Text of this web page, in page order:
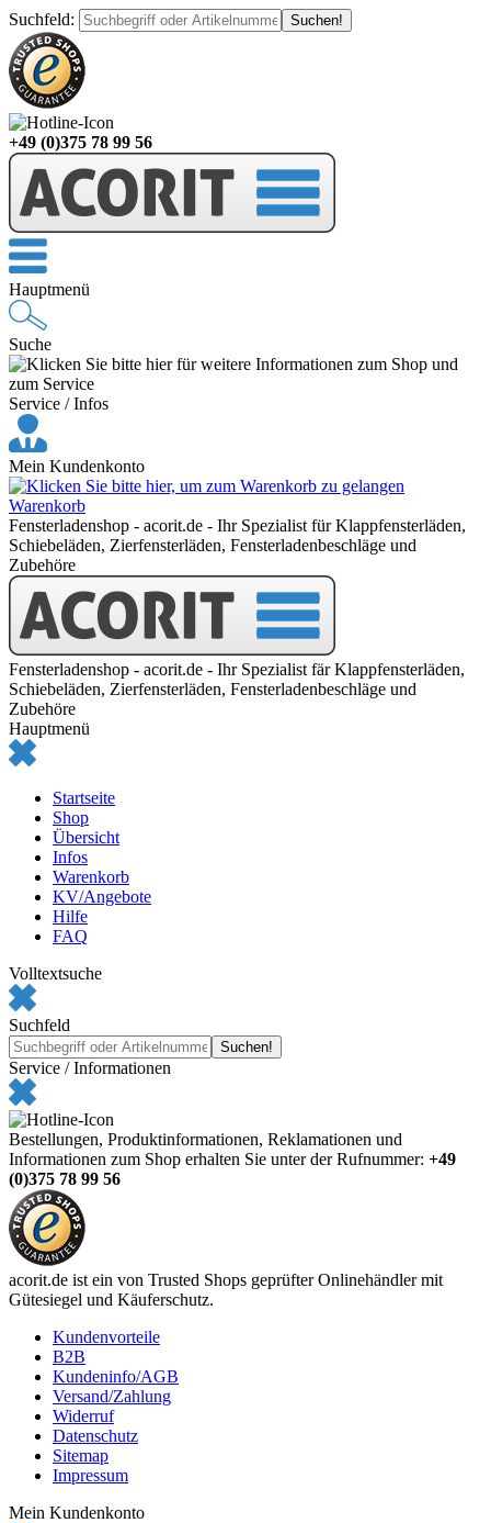
Suchfeld:
+49 (0)375 78 99 56
Hauptmenü
Suche
Service / Infos
Mein Kundenkonto
Warenkorb
Fensterladenshop - acorit.de - Ihr Spezialist für Klappfensterläden,
Schiebeläden, Zierfensterläden, Fensterladenbeschläge und
Zubehöre
Fensterladenshop - acorit.de - Ihr Spezialist fär Klappfensterläden,
Schiebeläden, Zierfensterläden, Fensterladenbeschläge und
Zubehöre
Hauptmenü
Startseite
Shop
Übersicht
Infos
Warenkorb
KV/Angebote
Hilfe
FAQ
Volltextsuche
Suchfeld
Service / Informationen
Bestellungen, Produktinformationen, Reklamationen und
Informationen zum Shop erhalten Sie unter der Rufnummer: +49
(0)375 78 99 56
acorit.de ist ein von Trusted Shops geprüfter Onlinehändler mit
Gütesiegel und Käuferschutz.
Kundenvorteile
B2B
Kundeninfo/AGB
Versand/Zahlung
Widerruf
Datenschutz
Sitemap
Impressum
Mein Kundenkonto